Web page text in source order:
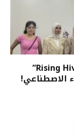
الدكتورة ردينة حمادي تفتتح مركز “Rising Hive”
الاصطناعي!